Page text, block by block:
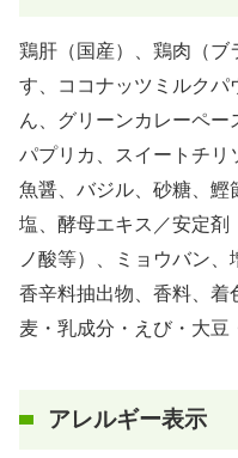
鶏肝（国産）、鶏肉（ブ
す、ココナッツミルクパ
ん、グリーンカレーペ
パプリカ、スイートチリ
魚醤、バジル、砂糖、鰹
塩、酵母エキス／安定剤
ノ酸等）、ミョウバン、
香辛料抽出物、香料、着
麦・乳成分・えび・大豆
アレルギー表示